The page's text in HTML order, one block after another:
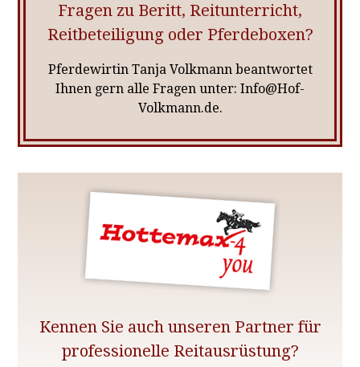
Fragen zu Beritt, Reitunterricht,
Reitbeteiligung oder Pferdeboxen?
Pferdewirtin Tanja Volkmann beantwortet
Ihnen gern alle Fragen unter: Info@Hof-
Volkmann.de.
Kennen Sie auch unseren Partner für
professionelle Reitausrüstung?